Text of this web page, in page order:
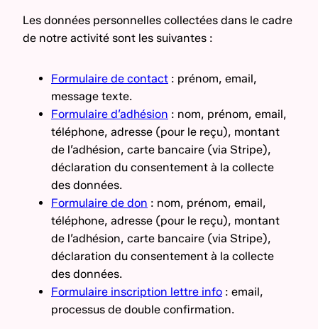
Les données personnelles collectées dans le cadre
de notre activité sont les suivantes :
Formulaire de contact : prénom, email,
message texte.
Formulaire d’adhésion : nom, prénom, email,
téléphone, adresse (pour le reçu), montant
de l’adhésion, carte bancaire (via Stripe),
déclaration du consentement à la collecte
des données.
Formulaire de don : nom, prénom, email,
téléphone, adresse (pour le reçu), montant
de l’adhésion, carte bancaire (via Stripe),
déclaration du consentement à la collecte
des données.
Formulaire inscription lettre info : email,
processus de double confirmation.